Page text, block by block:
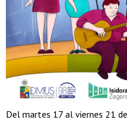
Del martes 17 al viernes 21